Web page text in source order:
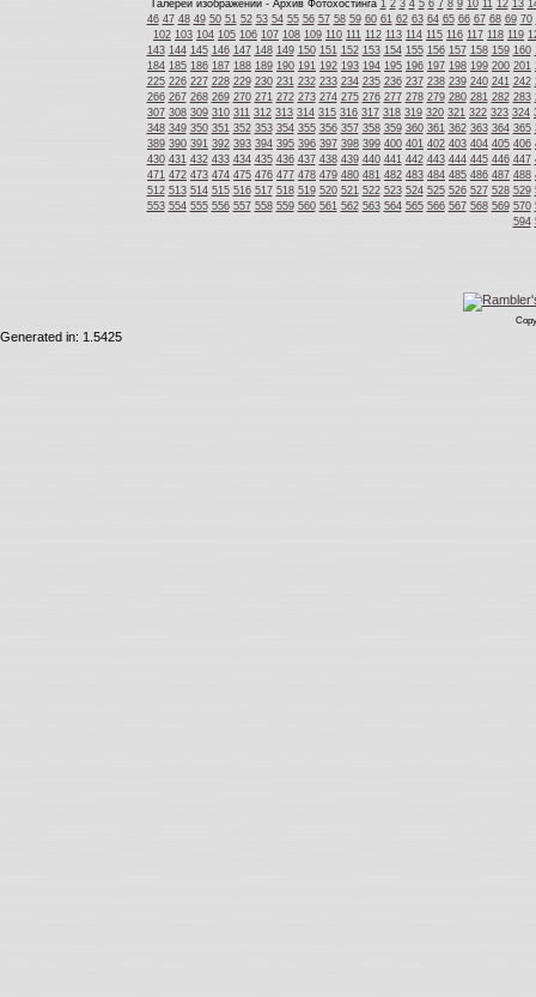
Галереи изображений - Архив Фотохостинга 1 2 3 4 5 6 7 8 9 10 11 12 13
46 47 48 49 50 51 52 53 54 55 56 57 58 59 60 61 62 63 64 65 66 67 68 69 70
102 103 104 105 106 107 108 109 110 111 112 113 114 115 116 117 118 119
143 144 145 146 147 148 149 150 151 152 153 154 155 156 157 158 159 160
184 185 186 187 188 189 190 191 192 193 194 195 196 197 198 199 200 201
225 226 227 228 229 230 231 232 233 234 235 236 237 238 239 240 241 242
266 267 268 269 270 271 272 273 274 275 276 277 278 279 280 281 282 283
307 308 309 310 311 312 313 314 315 316 317 318 319 320 321 322 323 324
348 349 350 351 352 353 354 355 356 357 358 359 360 361 362 363 364 365
389 390 391 392 393 394 395 396 397 398 399 400 401 402 403 404 405 406
430 431 432 433 434 435 436 437 438 439 440 441 442 443 444 445 446 447
471 472 473 474 475 476 477 478 479 480 481 482 483 484 485 486 487 488
512 513 514 515 516 517 518 519 520 521 522 523 524 525 526 527 528 529
553 554 555 556 557 558 559 560 561 562 563 564 565 566 567 568 569 570
594
Generated in: 1.5425